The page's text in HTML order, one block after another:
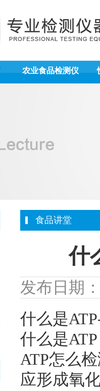
农业食品检测仪
食品讲堂
什
发布日期
什么是
什么是
ATP怎么
应形成氧